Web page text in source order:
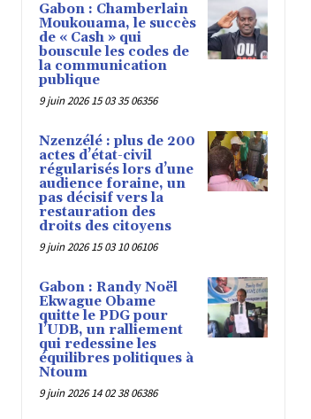
Gabon : Chamberlain
Moukouama, le succès
de « Cash » qui
bouscule les codes de
la communication
publique
9 juin 2026 15 03 35 06356
Nzenzélé : plus de 200
actes d’état-civil
régularisés lors d’une
audience foraine, un
pas décisif vers la
restauration des
droits des citoyens
9 juin 2026 15 03 10 06106
Gabon : Randy Noël
Ekwague Obame
quitte le PDG pour
l’UDB, un ralliement
qui redessine les
équilibres politiques à
Ntoum
9 juin 2026 14 02 38 06386